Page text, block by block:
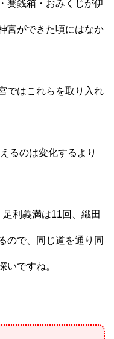
賽銭箱・おみくじが伊
宮ができた頃にはなか
ではこれらを取り入れ
るのは変化するより
利義満は11回、織田
ので、同じ道を通り同
いですね。